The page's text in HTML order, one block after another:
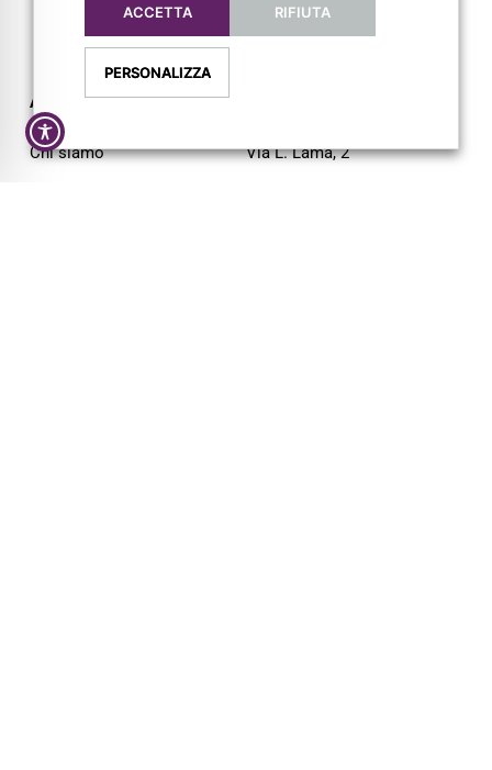
AZIENDA
Chi siamo
Via L. Lama, 2
ACCETTA RIFIUTA
PERSONALIZZA